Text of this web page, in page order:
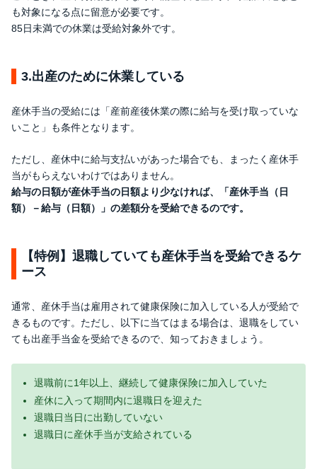
も対象になる点に留意が必要です。
85日未満での休業は受給対象外です。
3.出産のために休業している
産休手当の受給には「産前産後休業の際に給与を受け取っていな
いこと」も条件となります。
ただし、産休中に給与支払いがあった場合でも、まったく産休手
当がもらえないわけではありません。
給与の日額が産休手当の日額より少なければ、「産休手当（日
額）－給与（日額）」の差額分を受給できるのです。
【特例】退職していても産休手当を受給できるケ
ース
通常、産休手当は雇用されて健康保険に加入している人が受給で
きるものです。ただし、以下に当てはまる場合は、退職をしてい
ても出産手当金を受給できるので、知っておきましょう。
退職前に1年以上、継続して健康保険に加入していた
産休に入って期間内に退職日を迎えた
退職日当日に出勤していない
退職日に産休手当が支給されている